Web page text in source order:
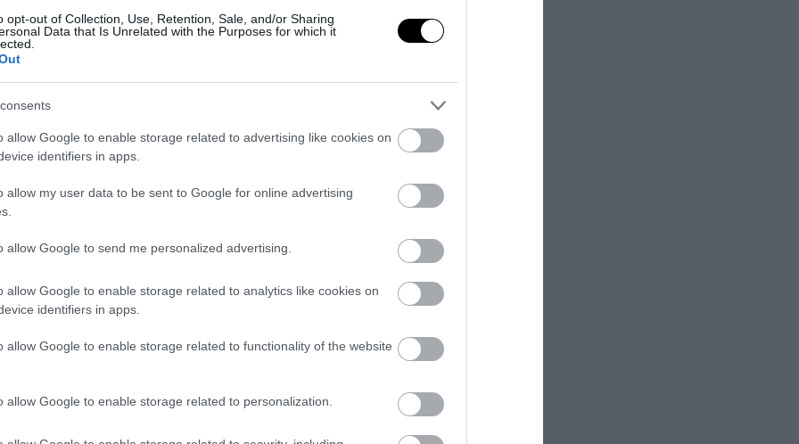
opt-out of Collection, Use, Retention, Sale, and/or Sharing
Data that Is Unrelated with the Purposes for which it
allow Google to enable storage related to advertising like cookies on
identifiers in apps.
allow my user data to be sent to Google for online advertising
allow Google to send me personalized advertising.
allow Google to enable storage related to analytics like cookies on
identifiers in apps.
allow Google to enable storage related to functionality of the website
allow Google to enable storage related to personalization.
έχουν ήδη ταυτοποιήσει τον ιδιοκτήτη και εξετάζουν
άσκησης διώξεων για πλημμελή επίβλεψη των
πρόκληση σωματικής βλάβης, ενώ ερευνάται και η
διαβίωσης των σκύλων.
και σύμφωνα με την οικογένειά του,
πλέον έντονο φόβο και ψυχολογική ανασφάλεια στην
του.
από την σύζυγό του
το Ντνιπροπετρόφσκ: Οι Ουκρανοί μιλούν για
ρωσικές επιθέσεις σε όλη την επικράτεια
βίντεο: Σκυλίτσα ενημερώνει την κωφή αδελφή της ότι
το φαγητό της